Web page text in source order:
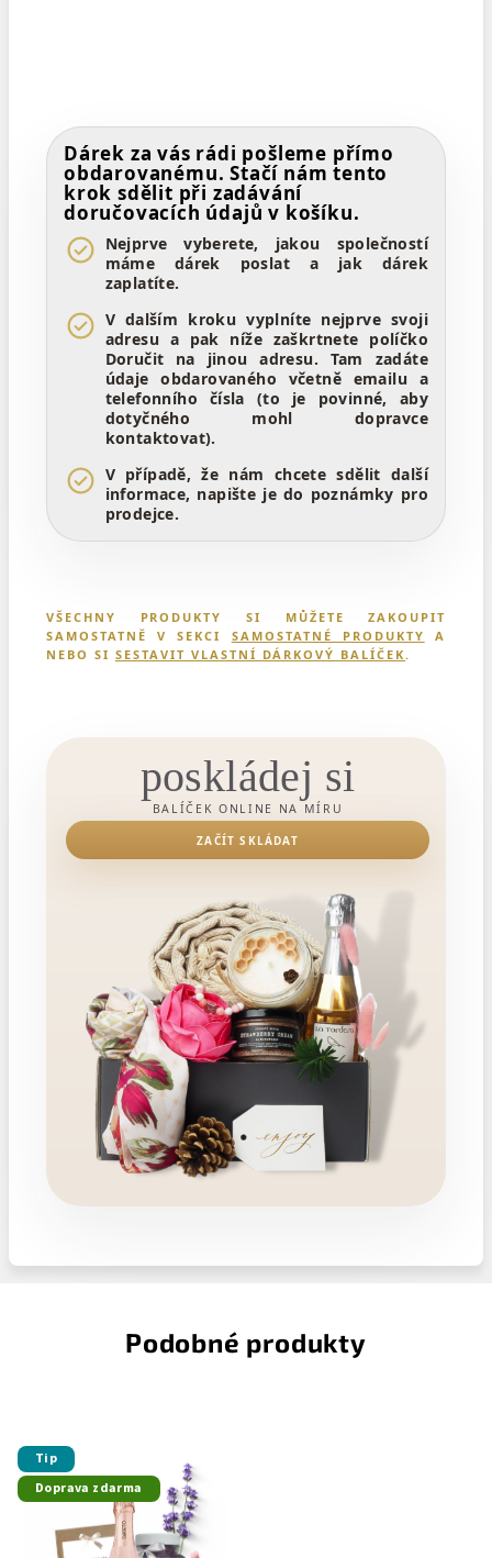
Dárek za vás rádi pošleme přímo
obdarovanému. Stačí nám tento
krok sdělit při zadávání
doručovacích údajů v košíku.
Nejprve vyberete, jakou společností
máme dárek poslat a jak dárek
zaplatíte.
V dalším kroku vyplníte nejprve svoji
adresu a pak níže zaškrtnete políčko
Doručit na jinou adresu. Tam zadáte
údaje obdarovaného včetně emailu a
telefonního čísla (to je povinné, aby
dotyčného mohl dopravce
kontaktovat).
V případě, že nám chcete sdělit další
informace, napište je do poznámky pro
prodejce.
VŠECHNY PRODUKTY SI MŮŽETE ZAKOUPIT
SAMOSTATNĚ V SEKCI SAMOSTATNÉ PRODUKTY
A
NEBO SI SESTAVIT VLASTNÍ DÁRKOVÝ BALÍČEK .
poskládej si
BALÍČEK ONLINE NA MÍRU
ZAČÍT SKLÁDAT
Podobné produkty
Tip
Doprava zdarma